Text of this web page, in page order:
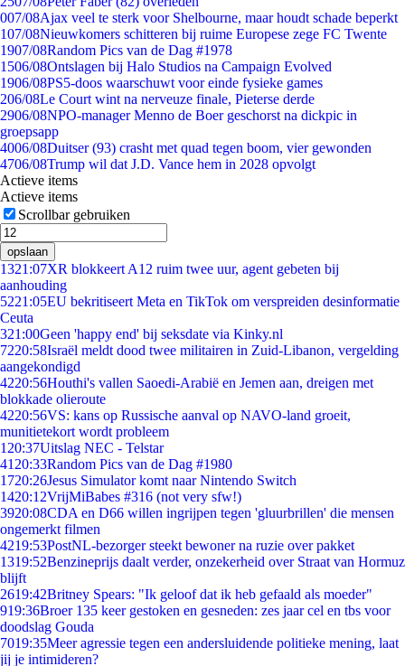
007/08Ajax veel te sterk voor Shelbourne, maar houdt schade beperkt
107/08Nieuwkomers schitteren bij ruime Europese zege FC Twente
1907/08Random Pics van de Dag #1978
1506/08Ontslagen bij Halo Studios na Campaign Evolved
1906/08PS5-doos waarschuwt voor einde fysieke games
206/08Le Court wint na nerveuze finale, Pieterse derde
2906/08NPO-manager Menno de Boer geschorst na dickpic in
groepsapp
4006/08Duitser (93) crasht met quad tegen boom, vier gewonden
4706/08Trump wil dat J.D. Vance hem in 2028 opvolgt
Actieve items
Actieve items
Scrollbar gebruiken
opslaan
1321:07XR blokkeert A12 ruim twee uur, agent gebeten bij
aanhouding
5221:05EU bekritiseert Meta en TikTok om verspreiden desinformatie
Ceuta
321:00Geen 'happy end' bij seksdate via Kinky.nl
7220:58Israël meldt dood twee militairen in Zuid-Libanon, vergelding
aangekondigd
4220:56Houthi's vallen Saoedi-Arabië en Jemen aan, dreigen met
blokkade olieroute
4220:56VS: kans op Russische aanval op NAVO-land groeit,
munitietekort wordt probleem
1 20:37Uitslag NEC - Telstar
41 20:33Random Pics van de Dag #1980
1720:26Jesus Simulator komt naar Nintendo Switch
1420:12VrijMiBabes #316 (not very sfw!)
3920:08CDA en D66 willen ingrijpen tegen 'gluurbrillen' die mensen
ongemerkt filmen
4219:53PostNL-bezorger steekt bewoner na ruzie over pakket
1319:52Benzineprijs daalt verder, onzekerheid over Straat van Hormuz
blijft
2619:42Britney Spears: "Ik geloof dat ik heb gefaald als moeder"
919:36Broer 135 keer gestoken en gesneden: zes jaar cel en tbs voor
doodslag Gouda
7019:35Meer agressie tegen een andersluidende politieke mening, laat
jij je intimideren?